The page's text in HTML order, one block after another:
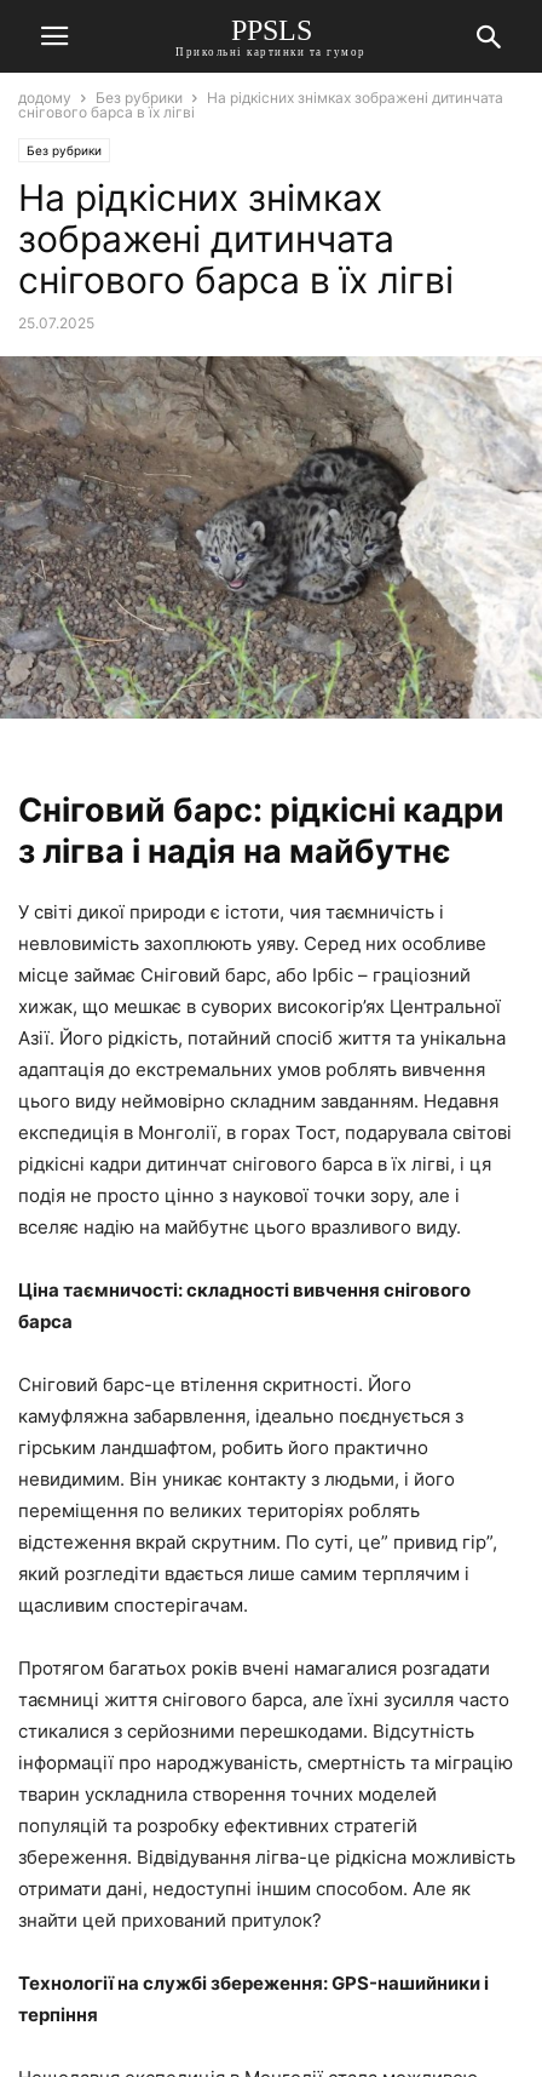
PPSLS
Прикольні картинки та гумор
додому Без рубрики
На рідкісних знімках зображені дитинчата
снігового барса в їх лігві
Без рубрики
На рідкісних знімках
зображені дитинчата
снігового барса в їх лігві
25.07.2025
Сніговий барс: рідкісні кадри
з лігва і надія на майбутнє
У світі дикої природи є істоти, чия таємничість і
невловимість захоплюють уяву. Серед них особливе
місце займає Сніговий барс, або Ірбіс – граціозний
хижак, що мешкає в суворих високогір’ях Центральної
Азії. Його рідкість, потайний спосіб життя та унікальна
адаптація до екстремальних умов роблять вивчення
цього виду неймовірно складним завданням. Недавня
експедиція в Монголії, в горах Тост, подарувала світові
рідкісні кадри дитинчат снігового барса в їх лігві, і ця
подія не просто цінно з наукової точки зору, але і
вселяє надію на майбутнє цього вразливого виду.
Ціна таємничості: складності вивчення снігового
барса
Сніговий барс-це втілення скритності. Його
камуфляжна забарвлення, ідеально поєднується з
гірським ландшафтом, робить його практично
невидимим. Він уникає контакту з людьми, і його
переміщення по великих територіях роблять
відстеження вкрай скрутним. По суті, це” привид гір”,
який розгледіти вдається лише самим терплячим і
щасливим спостерігачам.
Протягом багатьох років вчені намагалися розгадати
таємниці життя снігового барса, але їхні зусилля часто
стикалися з серйозними перешкодами. Відсутність
інформації про народжуваність, смертність та міграцію
тварин ускладнила створення точних моделей
популяцій та розробку ефективних стратегій
збереження. Відвідування лігва-це рідкісна можливість
отримати дані, недоступні іншим способом. Але як
знайти цей прихований притулок?
Технології на службі збереження: GPS-нашийники і
терпіння